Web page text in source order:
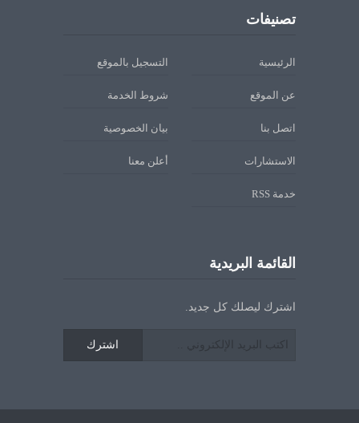
تصنيفات
الرئيسية التسجيل بالموقع
عن الموقع شروط الخدمة
اتصل بنا بيان الخصوصية
الاستشارات أعلن معنا
خدمة RSS
القائمة البريدية
اشترك ليصلك كل جديد.
اشترك